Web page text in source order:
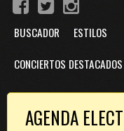
BUSCADOR ESTILOS
CONCIERTOS DESTACADOS
AGENDA